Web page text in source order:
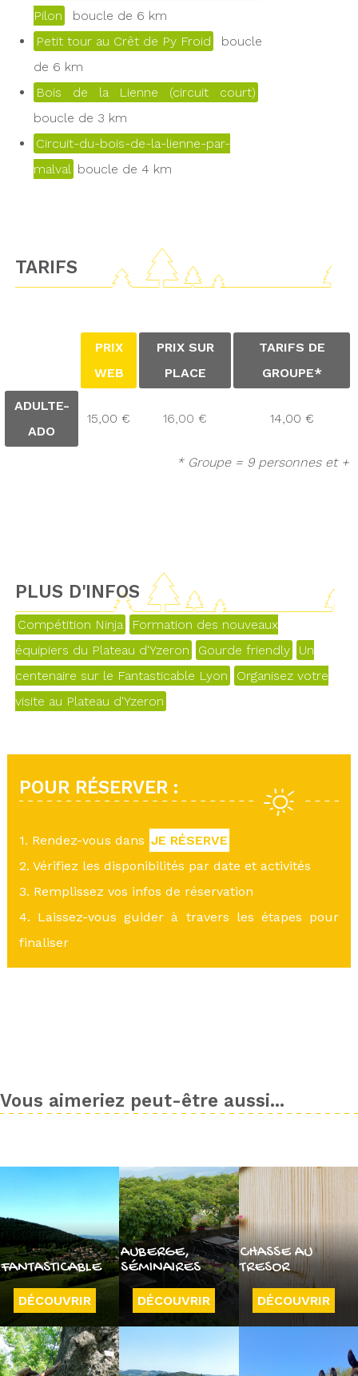
Pilon
boucle de 6 km
Petit tour au Crêt de Py Froid
boucle
de 6 km
Bois de la Lienne (circuit court)
boucle de 3 km
Circuit-du-bois-de-la-lienne-par-
malval boucle de 4 km
TARIFS
PRIX
WEB
PRIX SUR
PLACE
TARIFS DE
GROUPE*
ADULTE-
ADO
15,00 € 16,00 € 14,00 €
* Groupe = 9 personnes et +
PLUS D'INFOS
Compétition Ninja
Formation des nouveaux
équipiers du Plateau d'Yzeron
Gourde friendly
Un
centenaire sur le Fantasticable Lyon
Organisez votre
visite au Plateau d'Yzeron
POUR RÉSERVER :
1. Rendez-vous dans JE RÉSERVE
2. Vérifiez les disponibilités par date et activités
3. Remplissez vos infos de réservation
4. Laissez-vous guider à travers les étapes pour
finaliser
Vous aimeriez peut-être aussi...
FANTASTICABLE
DÉCOUVRIR
AUBERGE,
SÉMINAIRES
DÉCOUVRIR
CHASSE AU
TRESOR
DÉCOUVRIR